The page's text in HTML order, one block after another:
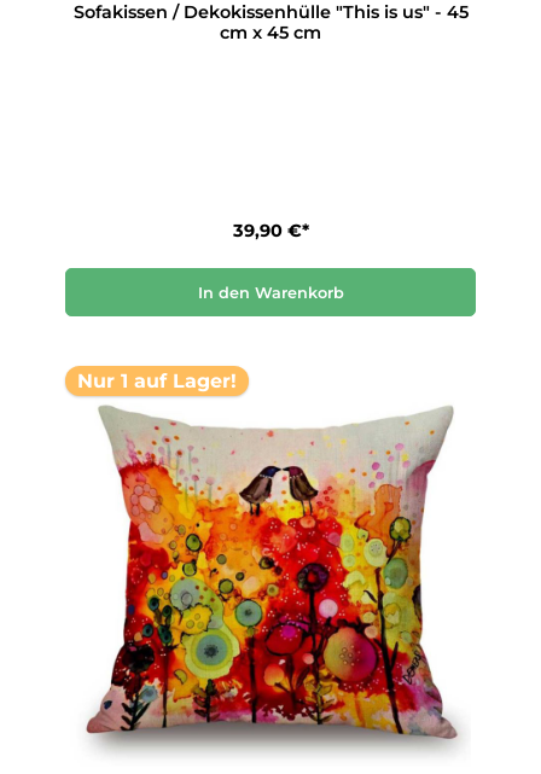
Sofakissen / Dekokissenhülle "This is us" - 45
cm x 45 cm
39,90 €*
In den Warenkorb
Nur 1 auf Lager!